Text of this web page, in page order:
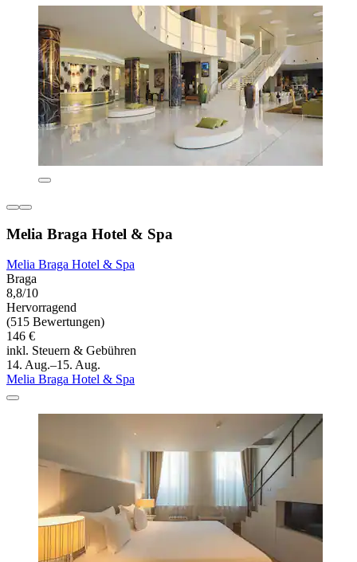
Melia Braga Hotel & Spa
Melia Braga Hotel & Spa
Braga
8,8/10
Hervorragend
(515 Bewertungen)
146 €
inkl. Steuern & Gebühren
14. Aug.–15. Aug.
Melia Braga Hotel & Spa